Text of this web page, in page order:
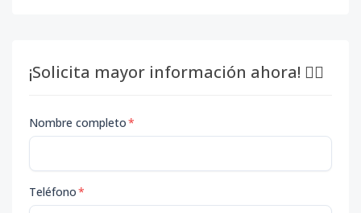
¡Solicita mayor información ahora! 👇🏽
Nombre completo*
Teléfono*